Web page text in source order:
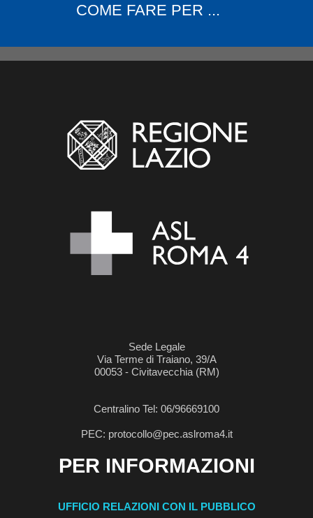
COME FARE PER ...
Sede Legale
Via Terme di Traiano, 39/A
00053 - Civitavecchia (RM)
Centralino Tel: 06/96669100
PEC: protocollo@pec.aslroma4.it
PER INFORMAZIONI
UFFICIO RELAZIONI CON IL PUBBLICO